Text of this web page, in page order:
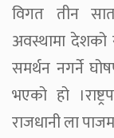
विगत तीन
अवस्थामा देशको
समर्थन नगर्ने
भएको हो
राजधानी ला